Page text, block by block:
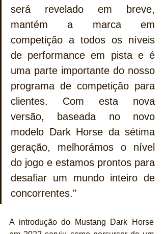
será revelado em breve,
mantém a marca em
competição a todos os níveis
de performance em pista e é
uma parte importante do nosso
programa de competição para
clientes. Com esta nova
versão, baseada no novo
modelo Dark Horse da sétima
geração, melhorámos o nível
do jogo e estamos prontos para
desafiar um mundo inteiro de
concorrentes."
A introdução do Mustang Dark Horse